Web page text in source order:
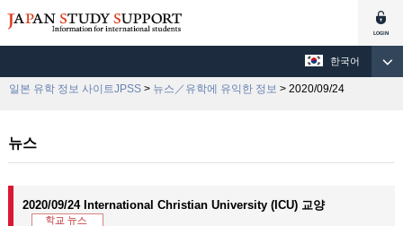
한국어
일본 유학 정보 사이트JPSS > 뉴스／유학에 유익한 정보 > 2020/09/24
뉴스
2020/09/24 International Christian University (ICU) 교양